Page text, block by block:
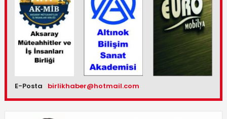
E-Posta birlikhaber@hotmail.com